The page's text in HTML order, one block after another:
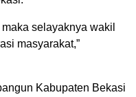
selayaknya wakil
masyarakat,”
Kabupaten Bekasi